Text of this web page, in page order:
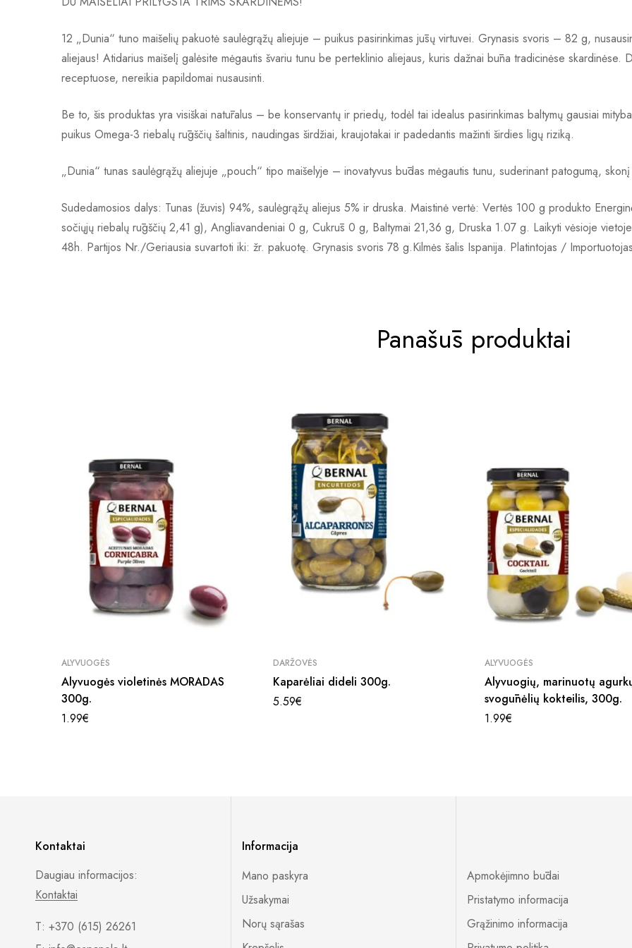
12 „Dunia“ tuno maišelių pakuotė saulėgrąžų aliejuje – puikus pasirinkimas jūsų virtuvei. Grynasis svoris – 82 g,
aliejaus! Atidarius maišelį galėsite mėgautis švariu tunu be perteklinio aliejaus, kuris dažnai būna tradicinėse skardinėse.
receptuose, nereikia papildomai nusausinti.
Be to, šis produktas yra visiškai natūralus – be konservantų ir priedų, todėl tai idealus pasirinkimas baltymų gausiai
puikus Omega-3 riebalų rūgščių šaltinis, naudingas širdžiai, kraujotakai ir padedantis mažinti širdies ligų riziką.
„Dunia“ tunas saulėgrąžų aliejuje „pouch“ tipo maišelyje – inovatyvus būdas mėgautis tunu, suderinant patogumą,
Sudedamosios dalys: Tunas (žuvis) 94%, saulėgrąžų aliejus 5% ir druska. Maistinė vertė: Vertės 100 g produkto
sočiųjų riebalų rūgščių 2,41 g), Angliavandeniai 0 g, Cukrūs 0 g, Baltymai 21,36 g, Druska 1.07 g. Laikyti vėsioje
48h. Partijos Nr./Geriausia suvartoti iki: žr. pakuotę. Grynasis svoris 78 g.Kilmės šalis Ispanija. Platintojas /
Panašūs produktai
ALYVUOGĖS
Alyvuogės violetinės MORADAS
300g.
1.99€
DARŽOVĖS
Kaparėliai dideli 300g.
5.59€
ALYVUOGĖS
Alyvuogių, marinuotų
svogūnėlių kokteilis, 300g.
1.99€
Kontaktai
Daugiau informacijos:
Kontaktai
T: +370 (615) 26261
Informacija
Mano paskyra
Užsakymai
Norų sąrašas
Apmokėjimno būdai
Pristatymo informacija
Grąžinimo informacija